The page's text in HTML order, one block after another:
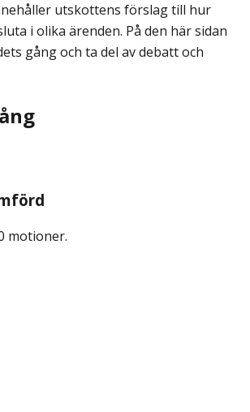
utskottens förslag till hur
i olika ärenden. På den här sidan
gång och ta del av debatt och
motioner.